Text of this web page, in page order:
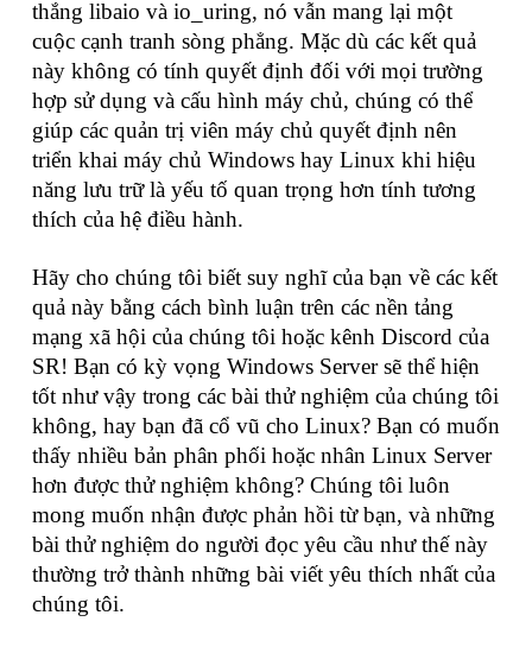
thắng libaio và io_uring, nó vẫn mang lại một
cuộc cạnh tranh sòng phẳng. Mặc dù các kết quả
này không có tính quyết định đối với mọi trường
hợp sử dụng và cấu hình máy chủ, chúng có thể
giúp các quản trị viên máy chủ quyết định nên
triển khai máy chủ Windows hay Linux khi hiệu
năng lưu trữ là yếu tố quan trọng hơn tính tương
thích của hệ điều hành.
Hãy cho chúng tôi biết suy nghĩ của bạn về các kết
quả này bằng cách bình luận trên các nền tảng
mạng xã hội của chúng tôi hoặc kênh Discord của
SR! Bạn có kỳ vọng Windows Server sẽ thể hiện
tốt như vậy trong các bài thử nghiệm của chúng tôi
không, hay bạn đã cổ vũ cho Linux? Bạn có muốn
thấy nhiều bản phân phối hoặc nhân Linux Server
hơn được thử nghiệm không? Chúng tôi luôn
mong muốn nhận được phản hồi từ bạn, và những
bài thử nghiệm do người đọc yêu cầu như thế này
thường trở thành những bài viết yêu thích nhất của
chúng tôi.